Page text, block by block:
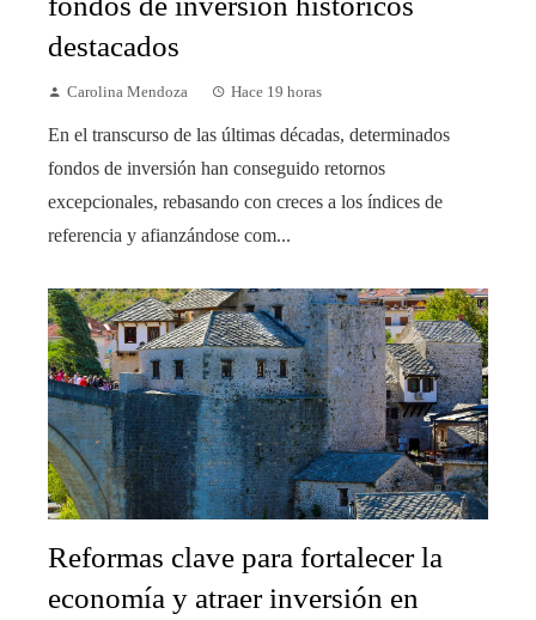
destacados
Carolina Mendoza Hace 19 horas
En el transcurso de las últimas décadas, determinados
fondos de inversión han conseguido retornos
excepcionales, rebasando con creces a los índices de
referencia y afianzándose com...
Reformas clave para fortalecer la
economía y atraer inversión en